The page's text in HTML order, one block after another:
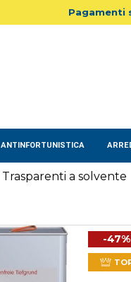
Pagamenti
ANTINFORTUNISTICA
Trasparenti a solvente
-47%